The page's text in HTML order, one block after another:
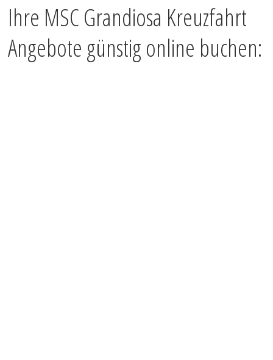
Ihre MSC Grandiosa Kreuzfahrt
Angebote günstig online buchen: